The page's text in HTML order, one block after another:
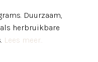
Duurzaam,
herbruikbare
Lees meer..